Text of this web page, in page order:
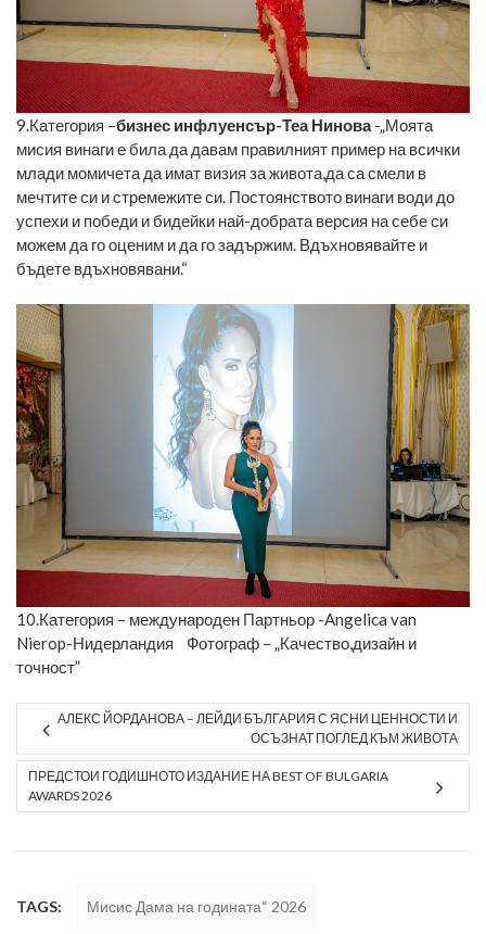
9.Категория –бизнес инфлуенсър-Теа Нинова -„Моята
мисия винаги е била да давам правилният пример на всички
млади момичета да имат визия за живота,да са смели в
мечтите си и стремежите си. Постоянството винаги води до
успехи и победи и бидейки най-добрата версия на себе си
можем да го оценим и да го задържим. Вдъхновявайте и
бъдете вдъхновявани.“
10.Категория – международен Партньор -Angelica van
Nierop-Нидерландия Фотограф – „Качество,дизайн и
точност”
АЛЕКС ЙОРДАНОВА – ЛЕЙДИ БЪЛГАРИЯ С ЯСНИ ЦЕННОСТИ И
ОСЪЗНАТ ПОГЛЕД КЪМ ЖИВОТА
ПРЕДСТОИ ГОДИШНОТО ИЗДАНИЕ НА BEST OF BULGARIA
AWARDS 2026
TAGS: Мисис Дама на годината“ 2026